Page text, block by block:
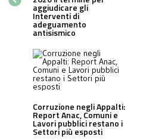
aggiudicare gli
Interventi di
adeguamento
antisismico
Corruzione negli Appalti:
Report Anac, Comuni e
Lavori pubblici restano i
Settori più esposti